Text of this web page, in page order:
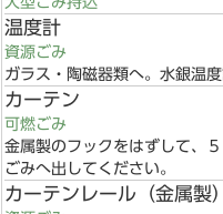
温度計
資源ごみ
ガラス・陶磁器類へ。水銀温
カーテン
可燃ごみ
金属製のフックをはずして、
ごみへ出してください。
カーテンレール（金属製）